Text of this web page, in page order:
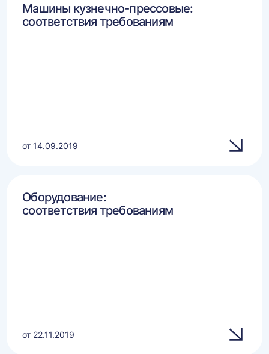
Машины кузнечно-прессовые:
соответствия требованиям
от 14.09.2019
Оборудование:
соответствия требованиям
от 22.11.2019